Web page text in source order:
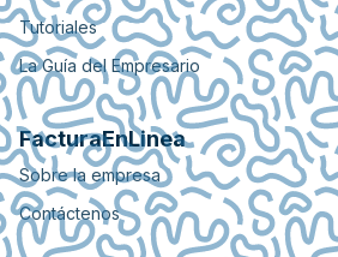
Tutoriales
La Guía del Empresario
FacturaEnLinea
Sobre la empresa
Contáctenos